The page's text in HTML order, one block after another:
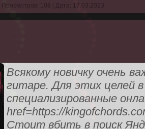
| Просмотров: 108 | Дата: 17.03.2023
Всякому новичку очень
гитаре. Для этих целей
специализированные
href=https://
Стоит вбить в поиск